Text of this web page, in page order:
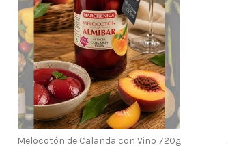
Melocotón de Calanda con Vino 720g